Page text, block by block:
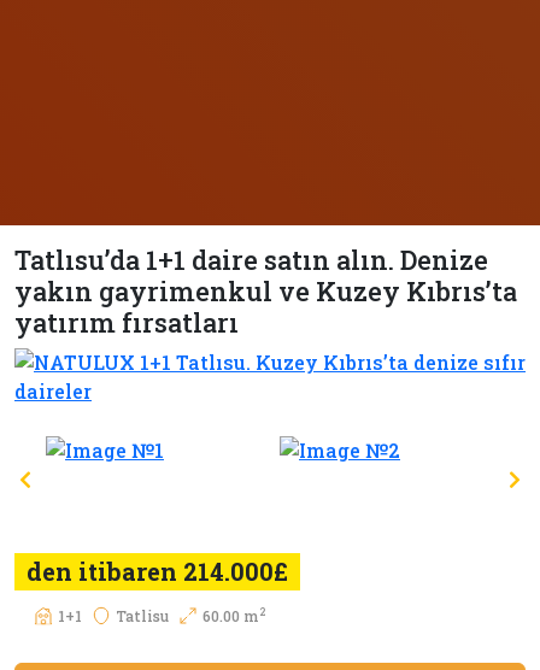
Tatlısu’da 1+1 daire satın alın. Denize
yakın gayrimenkul ve Kuzey Kıbrıs’ta
yatırım fırsatları
den itibaren 214.000£
1+1 Tatlisu 60.00 m2